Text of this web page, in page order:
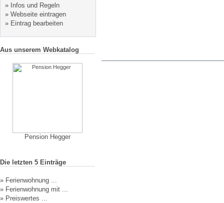
» Infos und Regeln
» Webseite eintragen
» Eintrag bearbeiten
Aus unserem Webkatalog
Pension Hegger
Die letzten 5 Einträge
» Ferienwohnung ...
» Ferienwohnung mit ...
» Preiswertes ...